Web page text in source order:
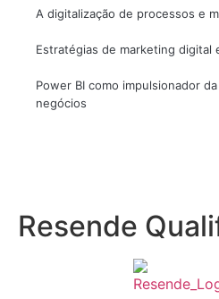
A digitalização de processos e
Estratégias de marketing digital
Power BI como impulsionador
negócios
Resende